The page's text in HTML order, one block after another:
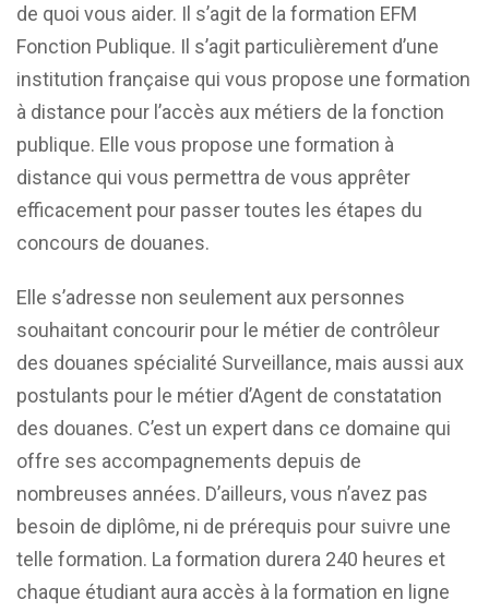
de quoi vous aider. Il s’agit de la formation EFM
Fonction Publique. Il s’agit particulièrement d’une
institution française qui vous propose une formation
à distance pour l’accès aux métiers de la fonction
publique. Elle vous propose une formation à
distance qui vous permettra de vous apprêter
efficacement pour passer toutes les étapes du
concours de douanes.
Elle s’adresse non seulement aux personnes
souhaitant concourir pour le métier de contrôleur
des douanes spécialité Surveillance, mais aussi aux
postulants pour le métier d’Agent de constatation
des douanes. C’est un expert dans ce domaine qui
offre ses accompagnements depuis de
nombreuses années. D’ailleurs, vous n’avez pas
besoin de diplôme, ni de prérequis pour suivre une
telle formation. La formation durera 240 heures et
chaque étudiant aura accès à la formation en ligne